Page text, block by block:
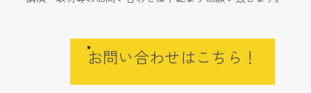
お問い合わせはこちら！